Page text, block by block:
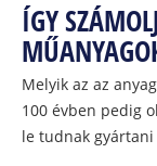
ÍGY
Melyik az az
100 évben pedig
le tudnak gyártani